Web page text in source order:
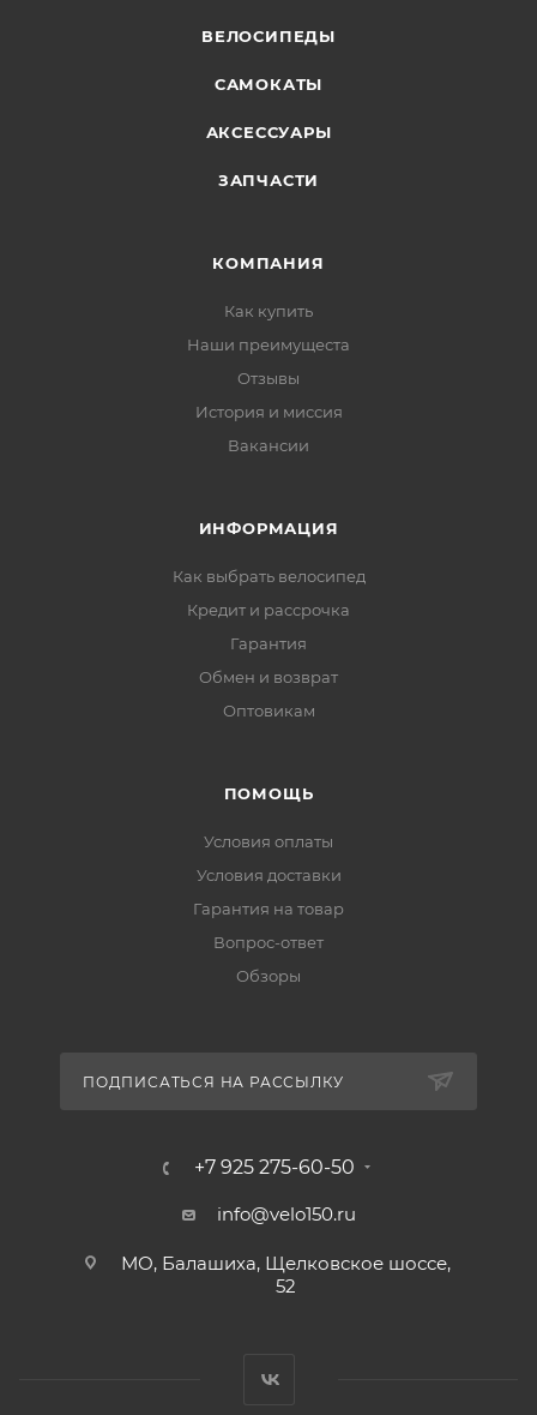
ВЕЛОСИПЕДЫ
САМОКАТЫ
АКСЕССУАРЫ
ЗАПЧАСТИ
КОМПАНИЯ
Как купить
Наши преимущеста
Отзывы
История и миссия
Вакансии
ИНФОРМАЦИЯ
Как выбрать велосипед
Кредит и рассрочка
Гарантия
Обмен и возврат
Оптовикам
ПОМОЩЬ
Условия оплаты
Условия доставки
Гарантия на товар
Вопрос-ответ
Обзоры
ПОДПИСАТЬСЯ НА РАССЫЛКУ
+7 925 275-60-50
info@velo150.ru
МО, Балашиха, Щелковское шоссе,
52